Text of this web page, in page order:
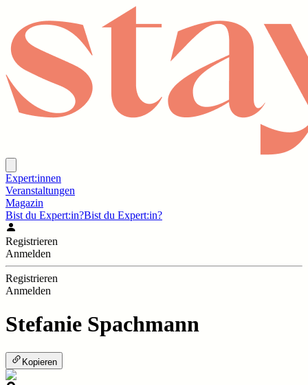
Expert:innen
Veranstaltungen
Magazin
Bist du Expert:in?Bist du Expert:in?
Registrieren
Anmelden
Registrieren
Anmelden
Stefanie Spachmann
Kopieren